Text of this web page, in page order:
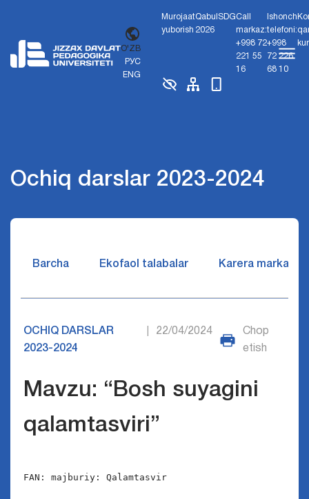
O'ZB
РУС
ENG
Murojaat
yuborish
Qabul
2026
SDGCall
markaz:
+998 72
221 55
16
Ishonch
telefoni:
+998
72 226
68 10
Ochiq darslar 2023-2024
Barcha Ekofaol talabalar Karera markazi
OCHIQ DARSLAR
2023-2024
22/04/2024
Chop
etish
Mavzu: “Bosh suyagini
qalamtasviri”
FAN: majburiy: Qalamtasvir